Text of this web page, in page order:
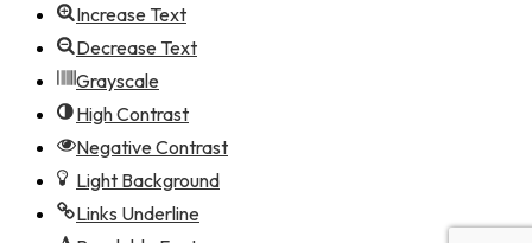
Increase Text
Decrease Text
Grayscale
High Contrast
Negative Contrast
Light Background
Links Underline